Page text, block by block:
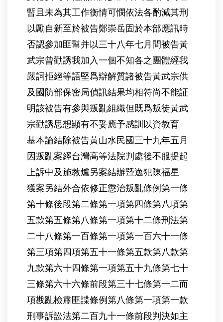
暫且未為其工作衡情可憫依法各酌減其刑
以勵自新至於被告鄭崇岳固於本部應訊時
否認參加匪幫并以三十八年七月間被告黃
武宗曾勸誘我加入一個不知各之團體經我
嚴詞拒絕等語堅爲辯解質諸被告黃武宗供
及國防部保密局偵訊結果均相符尚不能証
明該被告有參與叛亂組織但既爲叛徒黃武
宗勸誘思想顯有不妥應予感訓以資教育
基本論結除被告黃山水民國三十九年五月
因叛亂案經台灣高等法院判處後不服提起
上訴中及施教爐另案結辦暨逸犯陳福星
獲案另結外合依修正懲治叛亂條例第一條
第十條後段第二條第一項第四條第八項第
五款第五條第八條第一項第十二條刑法第
二十八條第一百條第一項第一百六十一條
第三項第四項第五十一條第五款第八款第
九款第六十四條第一項第五十九條第七十
三條第六十六條前段第三十七條第一二而
項戡亂檢肅匪諜條例第八條第一項第一款
刑事訴訟法第二百九十一條前段判決如主